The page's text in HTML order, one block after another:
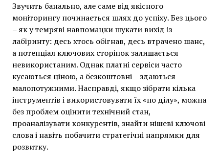
Звучить банально, але саме від якісного
моніторингу починається шлях до успіху. Без цього
– як у темряві навпомацки шукати вихід із
лабіринту: десь хтось обігнав, десь втрачено шанс,
а потенціал ключових сторінок залишається
невикористаним. Однак платні сервіси часто
кусаються ціною, а безкоштовні – здаються
малопотужними. Насправді, якщо зібрати кілька
інструментів і використовувати їх «по ділу», можна
без проблем оцінити технічний стан,
проаналізувати конкурентів, знайти нішеві ключові
слова і навіть побачити стратегічні напрямки для
розвитку.